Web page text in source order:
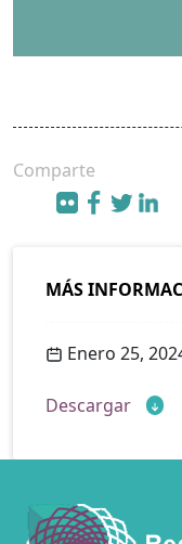
Comparte
MÁS
Enero 25,
Descargar